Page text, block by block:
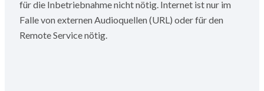
für die Inbetriebnahme nicht nötig. Internet ist nur im
Falle von externen Audioquellen (URL) oder für den
Remote Service nötig.